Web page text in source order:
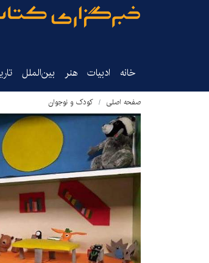
خانه ادبیات هنر بین‌الملل
صفحه اصلی کودک و نوجوان